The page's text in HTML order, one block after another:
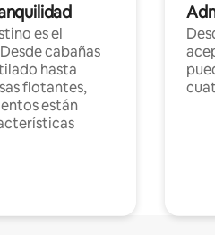
es el
cabañas
hasta
flotantes,
están